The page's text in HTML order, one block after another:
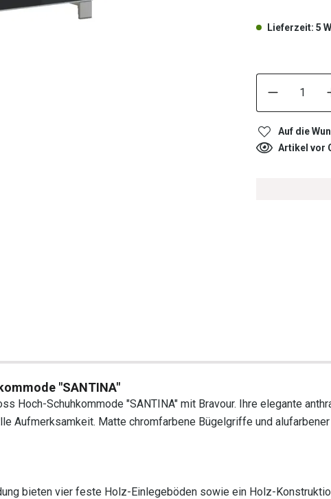
Lieferzeit: 5
Auf die
Artikel vor
"SANTINA"
Hoch-Schuhkommode "SANTINA" mit Bravour. Ihre elegante
Aufmerksamkeit. Matte chromfarbene Bügelgriffe und alufarbener
bieten vier feste Holz-Einlegeböden sowie ein Holz-